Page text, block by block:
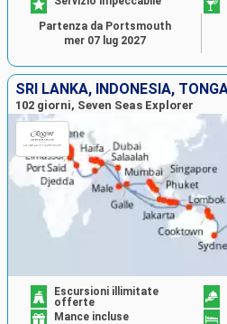
Partenza da Portsmouth
mer 07 lug 2027
102 giorni, Seven Seas Explorer
Escursioni illimitate
offerte
Mance incluse